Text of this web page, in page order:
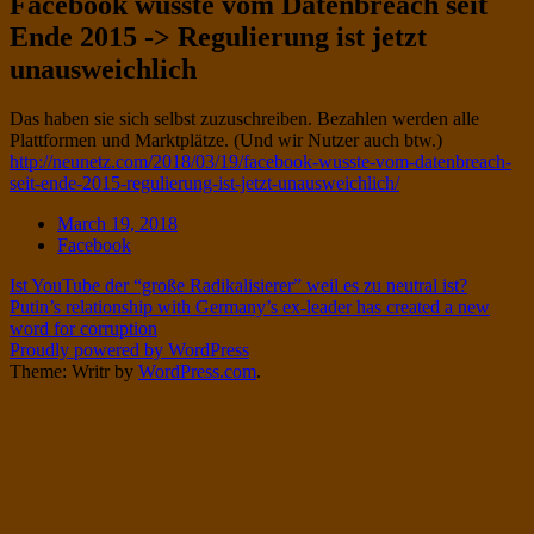
Twitter
on
Instagram
Ende 2015 -> Regulierung ist jetzt
unausweichlich
Standard
Das haben sie sich selbst zuzuschreiben. Bezahlen werden alle
Plattformen und Marktplätze. (Und wir Nutzer auch btw.)
http://neunetz.com/2018/03/19/facebook-wusste-vom-datenbreach-
seit-ende-2015-regulierung-ist-jetzt-unausweichlich/
Date
March 19, 2018
Tags
Facebook
Post
navigation
Ist YouTube der “große Radikalisierer” weil es zu neutral ist?
Putin’s relationship with Germany’s ex-leader has created a new
word for corruption
Proudly powered by WordPress
Theme: Writr by WordPress.com.